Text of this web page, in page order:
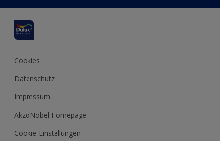
Produkte
Inspirationen
Tipps
Molto
Xyladecor
Cookies
Datenschutz
Impressum
AkzoNobel Homepage
Cookie-Einstellungen